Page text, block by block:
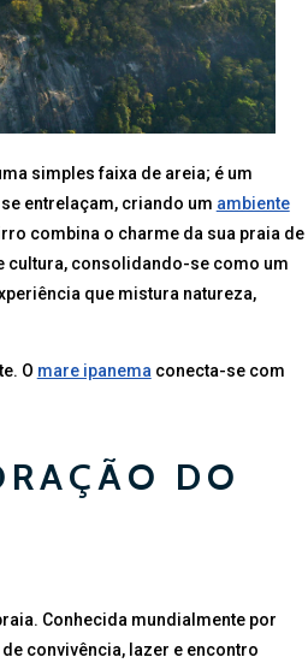
simples faixa de areia; é um
entrelaçam, criando um ambiente
combina o charme da sua praia de
cultura, consolidando-se como um
que mistura natureza,
O mare ipanema conecta-se com
DO
Conhecida mundialmente por
convivência, lazer e encontro